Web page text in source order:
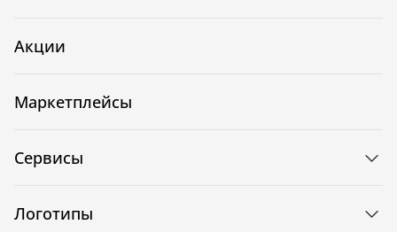
Акции
Маркетплейсы
Сервисы
Логотипы